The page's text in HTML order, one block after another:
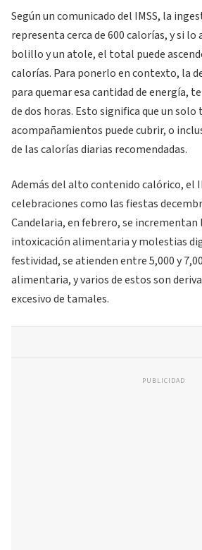
Según un comunicado del IMSS, la
representa cerca de 600 calorías, y si lo
bolillo y un atole, el total puede
calorías. Para ponerlo en contexto, la
para quemar esa cantidad de energía,
de dos horas. Esto significa que un solo
acompañamientos puede cubrir, o
de las calorías diarias recomendadas.
Además del alto contenido calórico, el
celebraciones como las fiestas
Candelaria, en febrero, se incrementan
intoxicación alimentaria y molestias
festividad, se atienden entre 5,000 y
alimentaria, y varios de estos son
excesivo de tamales.
PUBLICIDAD